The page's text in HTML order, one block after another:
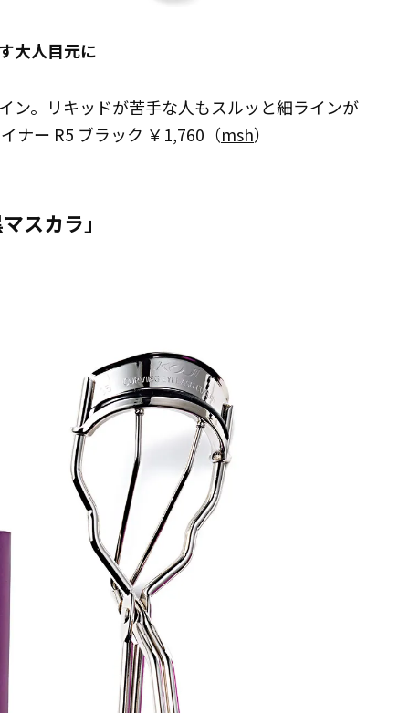
大人目元に
ン。リキッドが苦手な人もスルッと細ラインが
ナー R5 ブラック ￥1,760（msh）
スカラ」